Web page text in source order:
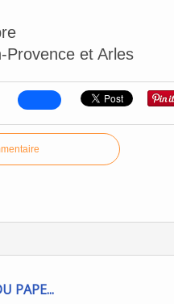
Provence et Arles
PAPE...